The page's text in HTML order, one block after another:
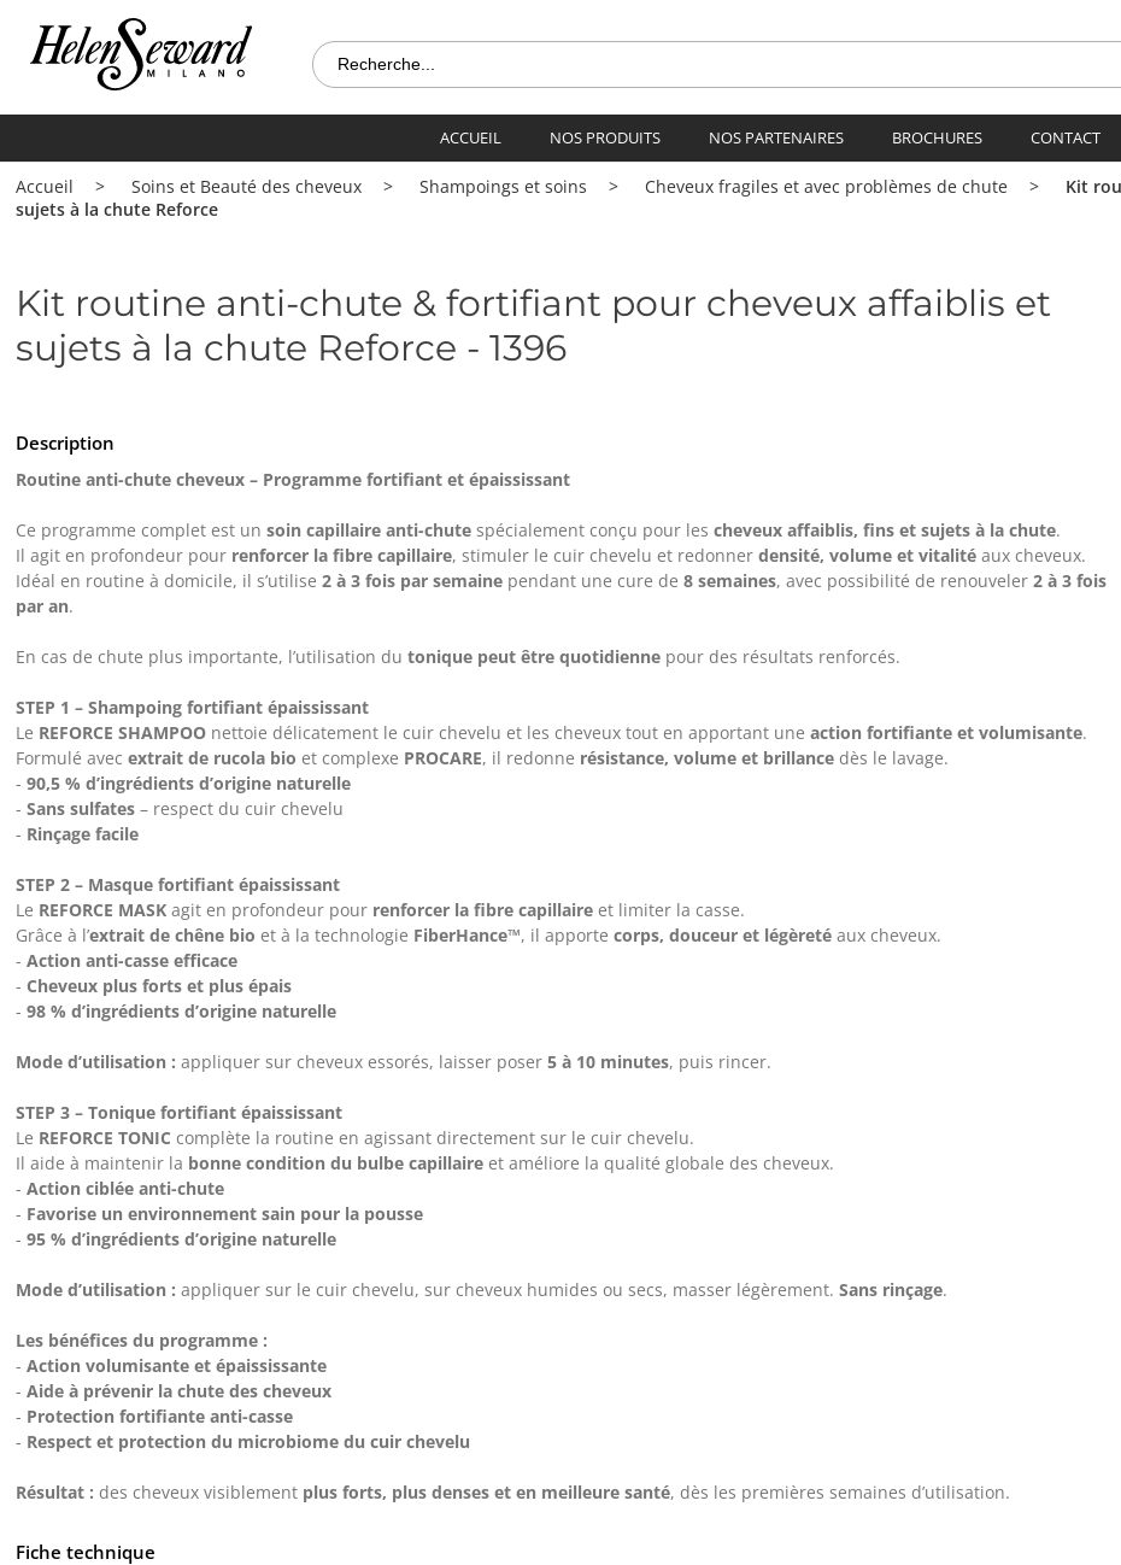
ACCUEIL NOS PRODUITS NOS PARTENAIRES BROCHURES CONTACT
Accueil Soins et Beauté des cheveux Shampoings et soins Cheveux fragiles et avec problèmes de chute
Kit
sujets à la chute Reforce
Kit routine anti-chute & fortifiant pour cheveux affaiblis et
sujets à la chute Reforce - 1396
Description
Routine anti-chute cheveux – Programme fortifiant et épaississant
Ce programme complet est unsoin capillaire anti-chute spécialement conçu pour lescheveux affaiblis, fins et sujets à la chute.
Il agit en profondeur pour renforcer la fibre capillaire, stimuler le cuir chevelu et redonnerdensité, volume et vitalité aux cheveux.
Idéal en routine à domicile, il s’utilise2 à 3 fois par semaine pendant une cure de8 semaines, avec possibilité de renouveler2 à 3 fois
par an.
En cas de chute plus importante, l’utilisation dutonique peut être quotidienne pour des résultats renforcés.
STEP 1 – Shampoing fortifiant épaississant
Le REFORCE SHAMPOO nettoie délicatement le cuir chevelu et les cheveux tout en apportant uneaction fortifiante et volumisante.
Formulé avecextrait de rucola bio et complexe PROCARE, il redonne résistance, volume et brillance dès le lavage.
-90,5 % d’ingrédients d’origine naturelle
-Sans sulfates – respect du cuir chevelu
- Rinçage facile
STEP 2 – Masque fortifiant épaississant
Le REFORCE MASK agit en profondeur pour renforcer la fibre capillaire et limiter la casse.
Grâce à l’extrait de chêne bio et à la technologie FiberHance™, il apportecorps, douceur et légèreté aux cheveux.
-Action anti-casse efficace
- Cheveux plus forts et plus épais
-98 % d’ingrédients d’origine naturelle
Mode d’utilisation : appliquer sur cheveux essorés, laisser poser5 à 10 minutes, puis rincer.
STEP 3 – Tonique fortifiant épaississant
Le REFORCE TONIC complète la routine en agissant directement sur le cuir chevelu.
Il aide à maintenir la bonne condition du bulbe capillaire et améliore la qualité globale des cheveux.
-Action ciblée anti-chute
- Favorise un environnement sain pour la pousse
-95 % d’ingrédients d’origine naturelle
Mode d’utilisation : appliquer sur le cuir chevelu, sur cheveux humides ou secs, masser légèrement.Sans rinçage.
Les bénéfices du programme :
-Action volumisante et épaississante
-Aide à prévenir la chute des cheveux
- Protection fortifiante anti-casse
- Respect et protection du microbiome du cuir chevelu
Résultat : des cheveux visiblement plus forts, plus denses et en meilleure santé, dès les premières semaines d’utilisation.
Fiche technique